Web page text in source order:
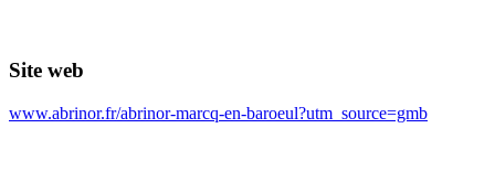
Site web
www.abrinor.fr/abrinor-marcq-en-baroeul?utm_source=gmb